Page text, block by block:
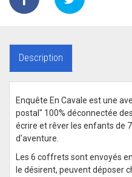
Description
Enquête En Cavale est une
postal" 100% déconnectée
écrire et rêver les enfants de
d'aventure.
Les 6 coffrets sont envoyés
le désirent, peuvent déposer